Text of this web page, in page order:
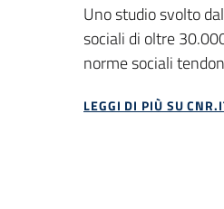
Uno studio svolto
sociali di oltre
norme sociali
LEGGI DI PIÙ SU